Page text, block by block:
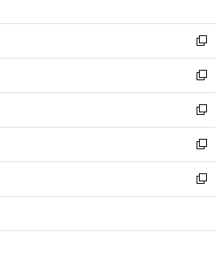
開
く
ウ
で
開
く
ン
ド
ウ
で
開
く
ウ
ィ
ン
ド
ウ
で
開
く
新
し
い
ウ
ィ
ン
ド
ウ
で
開
新
し
い
ウ
ィ
ン
ド
ウ
開
新
し
い
ウ
ィ
ン
ウ
新
し
い
ウ
ン
新
し
ウ